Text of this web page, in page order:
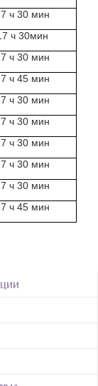
ч 30 мин
ч 30мин
ч 30 мин
ч 45 мин
ч 30 мин
ч 30 мин
ч 30 мин
ч 30 мин
ч 30 мин
ч 45 мин